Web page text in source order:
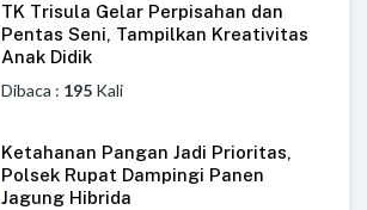
TK Trisula Gelar Perpisahan dan
Pentas Seni, Tampilkan Kreativitas
Anak Didik
Dibaca : 195 Kali
Ketahanan Pangan Jadi Prioritas,
Polsek Rupat Dampingi Panen
Jagung Hibrida